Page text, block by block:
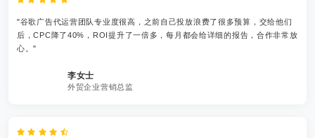
"谷歌广告代运营团队专业度很高，之前自己投放浪费了很多预算，交给他们
后，CPC降了40%，ROI提升了一倍多，每月都会给详细的报告，合作非常放
心。"
李女士
外贸企业营销总监